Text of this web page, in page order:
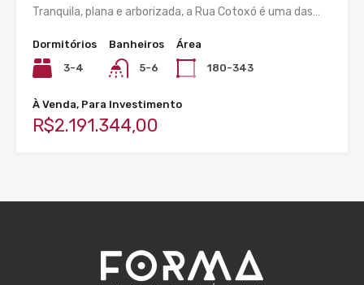
Tranquila, plana e arborizada, a Rua Cotoxó é uma das…
Dormitórios
3-4
Banheiros
5-6
Área
180-343
À Venda, Para Investimento
R$2.191.344,00